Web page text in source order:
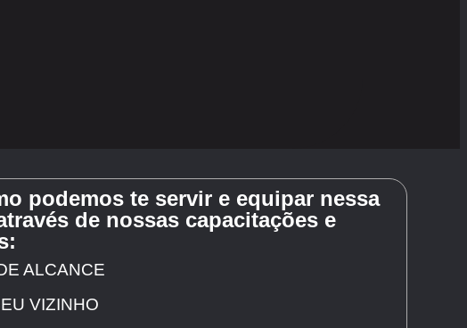
podemos te servir e equipar nessa
de nossas capacitações e
ALCANCE
VIZINHO